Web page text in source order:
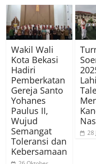
Wakil Wali
Kota Bekasi
Hadiri
Pemberkatan
Gereja Santo
Yohanes
Paulus II,
Wujud
Semangat
Toleransi dan
Kebersamaan
28